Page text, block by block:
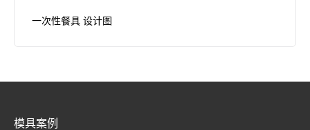
一次性餐具 设计图
模具案例